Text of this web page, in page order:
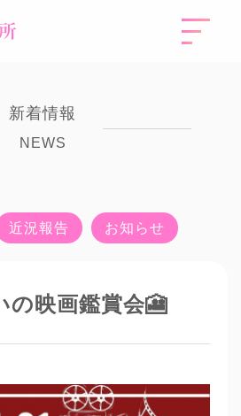
新着情報
NEWS
近況報告 お知らせ
の映画鑑賞会🎦